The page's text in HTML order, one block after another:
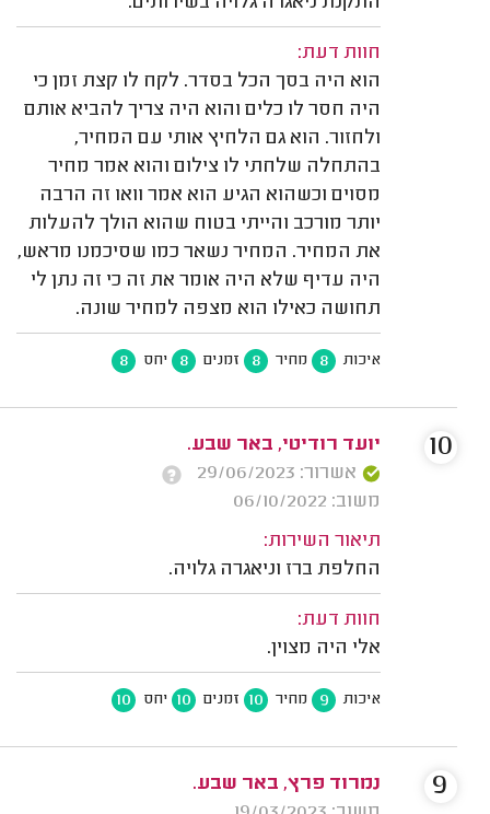
חוות דעת:
הוא היה בסך הכל בסדר. לקח לו קצת זמן כי
היה חסר לו כלים והוא היה צריך להביא אותם
ולחזור. הוא גם הלחיץ אותי עם המחיר,
בהתחלה שלחתי לו צילום והוא אמר מחיר
מסוים וכשהוא הגיע הוא אמר וואו זה הרבה
יותר מורכב והייתי בטוח שהוא הולך להעלות
את המחיר. המחיר נשאר כמו שסיכמנו מראש,
היה עדיף שלא היה אומר את זה כי זה נתן לי
תחושה כאילו הוא מצפה למחיר שונה.
איכות 8 מחיר 8 זמנים 8 יחס 8
יועד רודיטי, באר שבע.
אשרור: 29/06/2023
משוב: 06/10/2022
תיאור השירות:
החלפת ברז וניאגרה גלויה.
חוות דעת:
אלי היה מצוין.
איכות 9 מחיר 10 זמנים 10 יחס 10
10
נמרוד פרץ, באר שבע.
9